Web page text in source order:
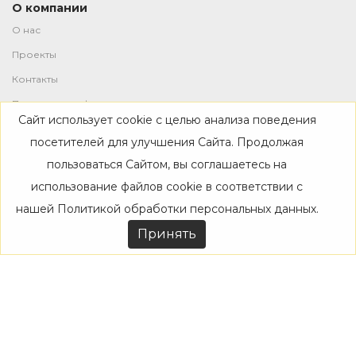
О компании
О нас
Проекты
Контакты
Политика конфиденциальности
Магазин
Каталог
Дизайнерам
Акции
Сайт использует cookie с целью анализа поведения
посетителей для улучшения Сайта. Продолжая
пользоваться Сайтом, вы соглашаетесь на
использование файлов cookie в соответствии с
нашей Политикой обработки персональных данных.
Принять